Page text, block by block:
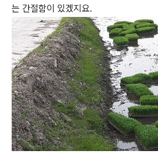
는 간절함이 있겠지요.